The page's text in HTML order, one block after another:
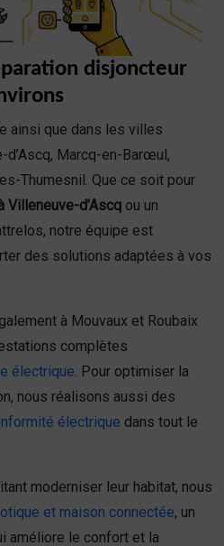
disjoncteur
ainsi que dans les villes
Marcq-en-Barœul,
Thumesnil. Que ce soit pour
Villeneuve-d’Ascq ou un
notre équipe est
des solutions adaptées à vos
à Mouvaux et Roubaix
complètes
électrique . Pour optimiser la
nous réalisons aussi des
électrique dans tout le
moderniser leur habitat, nous
et maison connectée, un
améliore le confort et la